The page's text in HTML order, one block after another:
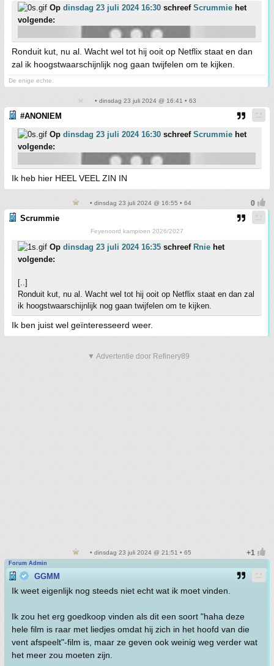
Op dinsdag 23 juli 2024 16:30 schreef Scrummie het
volgende:
Ronduit kut, nu al. Wacht wel tot hij ooit op Netflix staat en dan
zal ik hoogstwaarschijnlijk nog gaan twijfelen om te kijken.
De enige echte.
• dinsdag 23 juli 2024 @ 16:41 • 63
#ANONIEM
Op dinsdag 23 juli 2024 16:30 schreef Scrummie het
volgende:
Ik heb hier HEEL VEEL ZIN IN
• dinsdag 23 juli 2024 @ 16:55 • 64
Scrummie
Feyenoord kampioen 2026/2027
Op dinsdag 23 juli 2024 16:35 schreef Rnie het
volgende:
[..]
Ronduit kut, nu al. Wacht wel tot hij ooit op Netflix staat en dan zal
ik hoogstwaarschijnlijk nog gaan twijfelen om te kijken.
Ik ben juist wel geïnteresseerd weer.
▼ Advertentie door Refinery89
• dinsdag 23 juli 2024 @ 21:51 • 65
Forum Admin
GGMM
Ik weet eigenlijk nog steeds niet echt wat ik moet vinden.
Ik zou het erg goedkoop vinden als dit een soort "haha deze
hele film is raar met liedjes omdat hij zich in het hoofd van die
vent afspeelt"-film is, maar ze geven ook weinig weg verder wat
het meer zou moeten zijn.